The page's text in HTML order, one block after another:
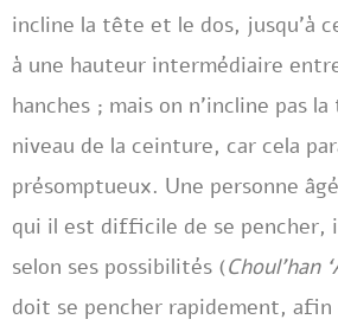
incline la tête et le dos, jusqu’à
à une hauteur intermédiaire
hanches ; mais on n’incline pas
niveau de la ceinture, car cela
présomptueux. Une personne
qui il est difficile de se pencher,
selon ses possibilités (Choul’han
doit se pencher rapidement,